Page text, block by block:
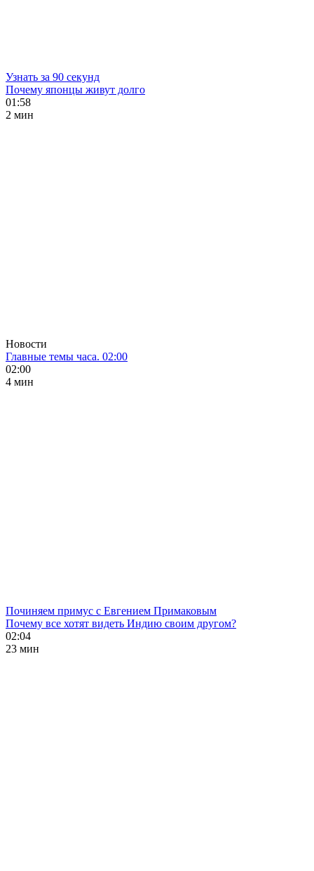
Узнать за 90 секунд
Почему японцы живут долго
01:58
2 мин
Новости
Главные темы часа. 02:00
02:00
4 мин
Починяем примус с Евгением Примаковым
Почему все хотят видеть Индию своим другом?
02:04
23 мин